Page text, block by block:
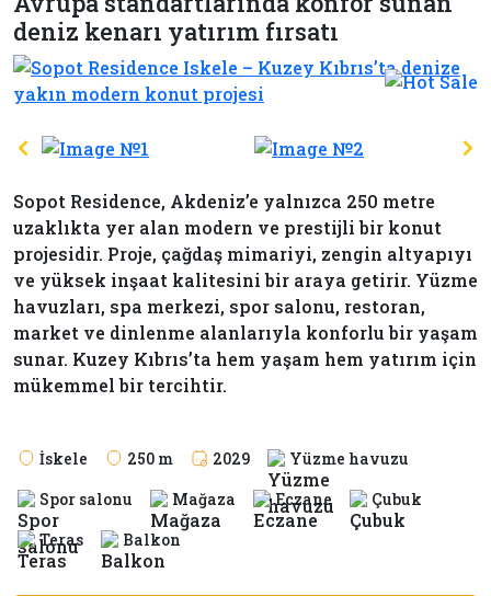
deniz kenarı yatırım fırsatı
Sopot Residence, Akdeniz’e yalnızca 250 metre
uzaklıkta yer alan modern ve prestijli bir konut
projesidir. Proje, çağdaş mimariyi, zengin altyapıyı
ve yüksek inşaat kalitesini bir araya getirir. Yüzme
havuzları, spa merkezi, spor salonu, restoran,
market ve dinlenme alanlarıyla konforlu bir yaşam
sunar. Kuzey Kıbrıs’ta hem yaşam hem yatırım için
mükemmel bir tercihtir.
İskele 250 m 2029
Yüzme havuzu
Spor salonu
Mağaza Eczane
Çubuk
Teras
Balkon